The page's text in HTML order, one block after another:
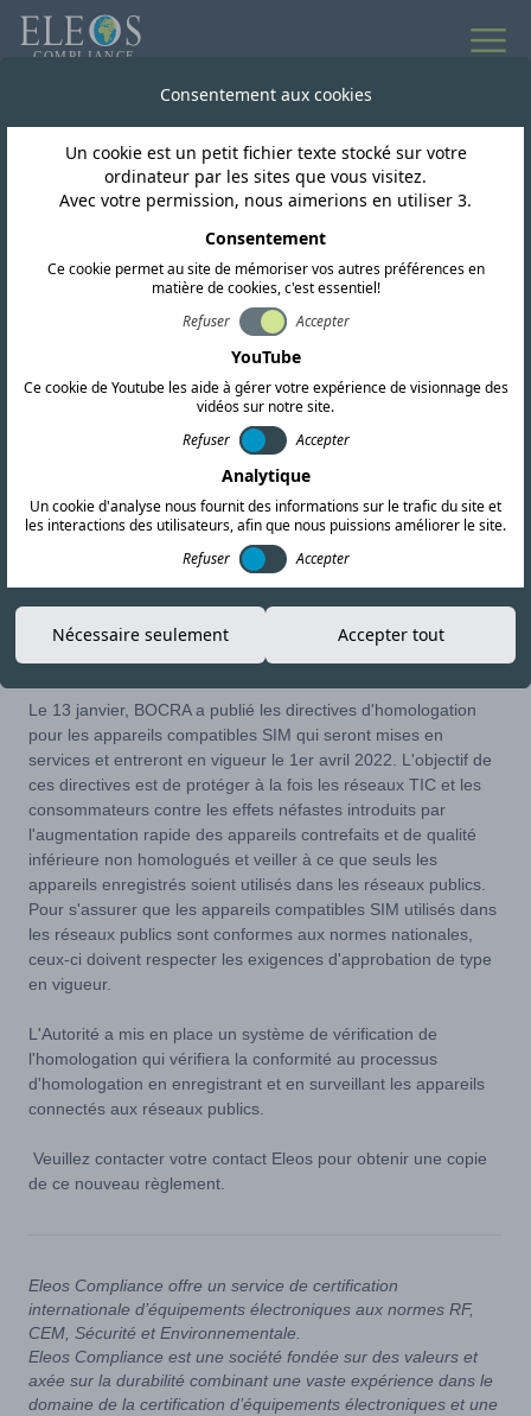
Bostwana
BOTSWANA : Directives
de vérification des
homologations
(Equipements avec SIM)
19-JAN-22 Copier le lien
Le 13 janvier, BOCRA a publié les directives d'homologation
pour les appareils compatibles SIM qui seront mises en
services et entreront en vigueur le 1er avril 2022. L'objectif de
ces directives est de protéger à la fois les réseaux TIC et les
consommateurs contre les effets néfastes introduits par
l'augmentation rapide des appareils contrefaits et de qualité
inférieure non homologués et veiller à ce que seuls les
appareils enregistrés soient utilisés dans les réseaux publics.
Pour s'assurer que les appareils compatibles SIM utilisés dans
les réseaux publics sont conformes aux normes nationales,
ceux-ci doivent respecter les exigences d'approbation de type
en vigueur.
L'Autorité a mis en place un système de vérification de
l'homologation qui vérifiera la conformité au processus
d'homologation en enregistrant et en surveillant les appareils
connectés aux réseaux publics.
Veuillez contacter votre contact Eleos pour obtenir une copie
de ce nouveau règlement.
Eleos Compliance offre un service de certification
internationale d’équipements électroniques aux normes RF,
CEM, Sécurité et Environnementale.
Eleos Compliance est une société fondée sur des valeurs et
axée sur la durabilité combinant une vaste expérience dans le
domaine de la certification d’équipements électroniques et une
Consentement aux cookies
Un cookie est un petit fichier texte stocké sur votre
ordinateur par les sites que vous visitez.
Avec votre permission, nous aimerions en utiliser 3.
Consentement
Ce cookie permet au site de mémoriser vos autres préférences en
matière de cookies, c'est essentiel!
Refuser
Accepter
YouTube
Ce cookie de Youtube les aide à gérer votre expérience de visionnage des
vidéos sur notre site.
Refuser
Accepter
Analytique
Un cookie d'analyse nous fournit des informations sur le trafic du site et
les interactions des utilisateurs, afin que nous puissions améliorer le site.
Refuser
Accepter
Nécessaire seulement Accepter tout